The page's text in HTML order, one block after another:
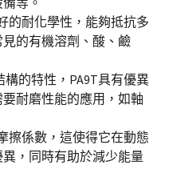
的耐化學性，能夠抵抗多
的有機溶劑、酸、鹼
構的特性，PA9T具有優異
耐磨性能的應用，如軸
擦係數，這使得它在動態
，同時有助於減少能量